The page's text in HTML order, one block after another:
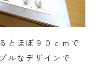
とほぼ９０ｃｍで
ルなデザインで